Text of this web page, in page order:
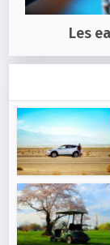
Les